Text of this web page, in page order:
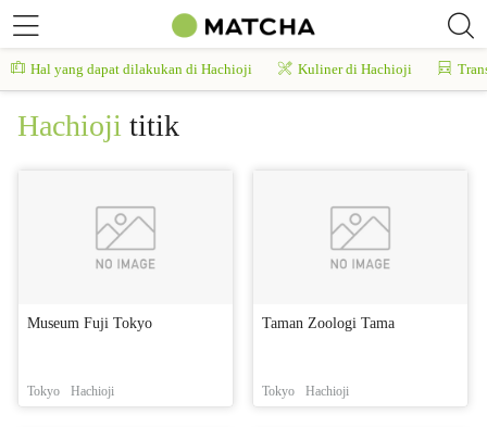
Hal yang dapat dilakukan di Hachioji Kuliner di Hachioji
Hachioji titik
Museum Fuji Tokyo
Tokyo Hachioji
Taman Zoologi Tama
Tokyo Hachioji